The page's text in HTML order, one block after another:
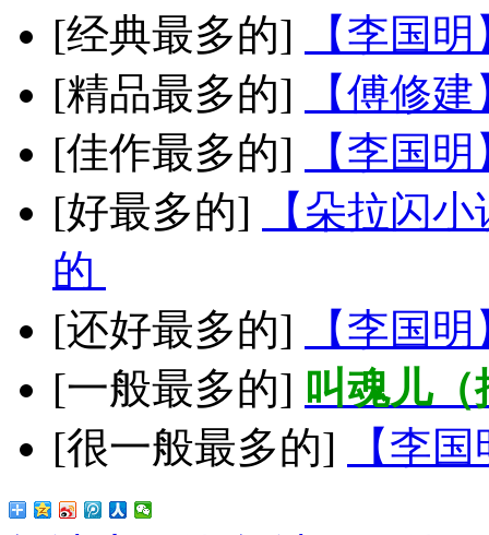
[经典最多的]
【李国
[精品最多的]
【傅修
[佳作最多的]
【李国
[好最多的]
【朵拉闪
的
[还好最多的]
【李国
[一般最多的] 叫魂儿
[很一般最多的]
【李